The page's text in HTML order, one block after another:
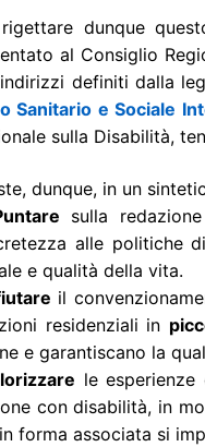
dunque
al Consiglio
definiti dalla
Sanitario e Sociale
sulla Disabilità,
dunque, in un
sulla
alle politiche
e qualità della vita.
il
residenziali in
e garantiscano la
le
con disabilità, in
forma associata si